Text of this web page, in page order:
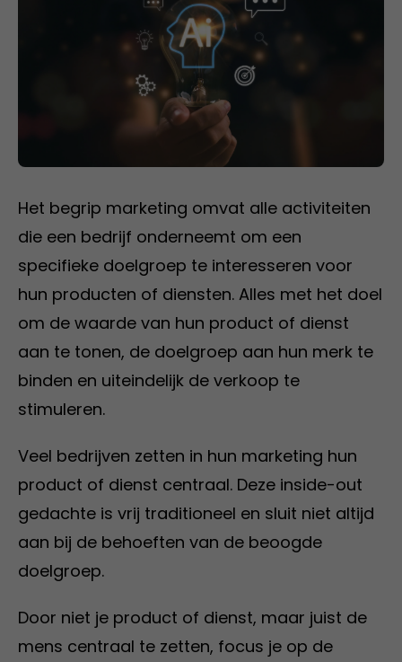
Het begrip marketing omvat alle activiteiten
die een bedrijf onderneemt om een
specifieke doelgroep te interesseren voor
hun producten of diensten. Alles met het doel
om de waarde van hun product of dienst
aan te tonen, de doelgroep aan hun merk te
binden en uiteindelijk de verkoop te
stimuleren.
Veel bedrijven zetten in hun marketing hun
product of dienst centraal. Deze inside-out
gedachte is vrij traditioneel en sluit niet altijd
aan bij de behoeften van de beoogde
doelgroep.
Door niet je product of dienst, maar juist de
mens centraal te zetten, focus je op de